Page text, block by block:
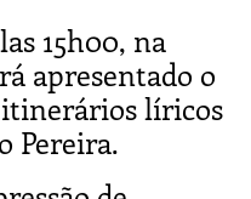
15h00, na
apresentado o
itinerários líricos
Pereira.